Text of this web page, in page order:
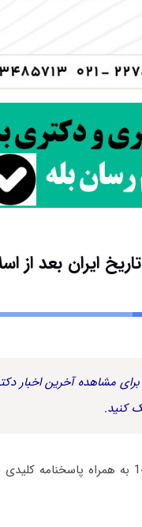
ایران بعد از اسلام
برای مشاهده آخرین اخبار
کنید.
سوالات آزمون دکتری تاریخ ایران بعد از اسلام